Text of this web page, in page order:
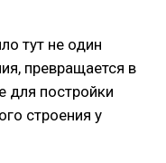
тут не один
превращается в
для постройки
строения у